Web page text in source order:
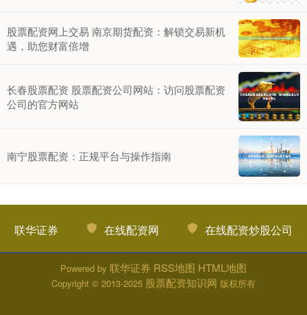
股票配资网上交易 南京期货配资：解锁交易新机
遇，助您财富倍增
长春股票配资 股票配资公司网站：访问股票配资
公司的官方网站
南宁股票配资：正规平台与操作指南
联华证券 在线配资网 在线配资炒股公司
Powered by 联华证券 RSS地图 HTML地图
Copyright © 2013-2025 股票配资知识网 版权所有